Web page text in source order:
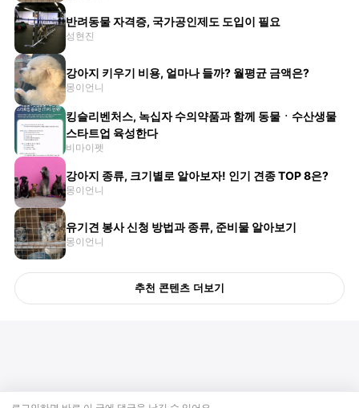
반려동물 자격증, 국가공인제도 도입이 필요
성현진
강아지 키우기 비용, 얼마나 들까? 월평균 금액은?
몽이언니
킹슬리벤처스, 녹십자 수의약품과 함께 동물ㆍ수산생물
스타트업 육성한다
비마이펫
강아지 종류, 크기별로 알아보자! 인기 견종 TOP 8은?
몽이언니
유기견 봉사 신청 방법과 종류, 준비물 알아보기
몽이언니
추천 콘텐츠 더보기